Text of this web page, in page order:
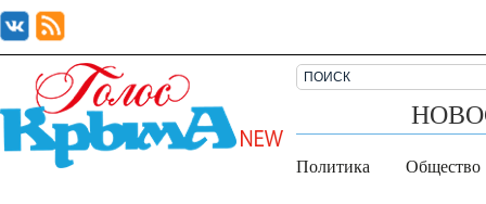
Политика Общество